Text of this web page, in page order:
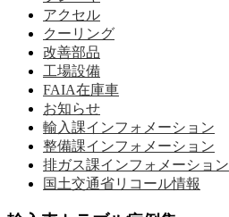
アクセル
クーリング
改善部品
工場設備
FAIA在庫車
お知らせ
輸入課インフォメーション
整備課インフォメーション
排ガス課インフォメーション
国土交通省リコール情報